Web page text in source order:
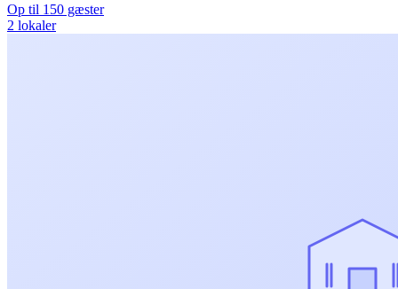
Op til 150 gæster
2 lokaler